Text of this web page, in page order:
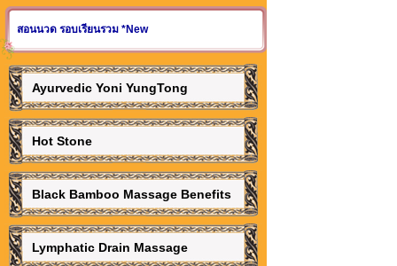
สอนนวด รอบเรียนรวม *New
Ayurvedic Yoni YungTong
Hot Stone
Black Bamboo Massage Benefits
Lymphatic Drain Massage